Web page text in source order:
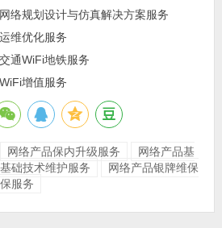
络规划设计与仿真解决方案服务
维优化服务
通WiFi地铁服务
增值服务
网络产品保内升级服务
网络产品基
础技术维护服务
网络产品银牌维保
服务